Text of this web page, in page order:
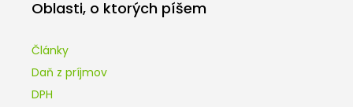
Oblasti, o ktorých píšem
Články
Daň z príjmov
DPH